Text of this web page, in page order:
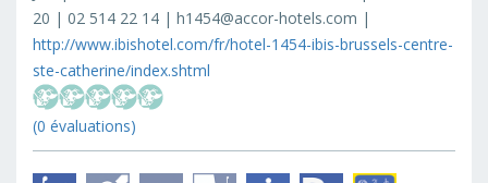
20 | 02 514 22 14 | h1454@accor-hotels.com |
http://www.ibishotel.com/fr/hotel-1454-ibis-brussels-centre-
ste-catherine/index.shtml
(0 évaluations)